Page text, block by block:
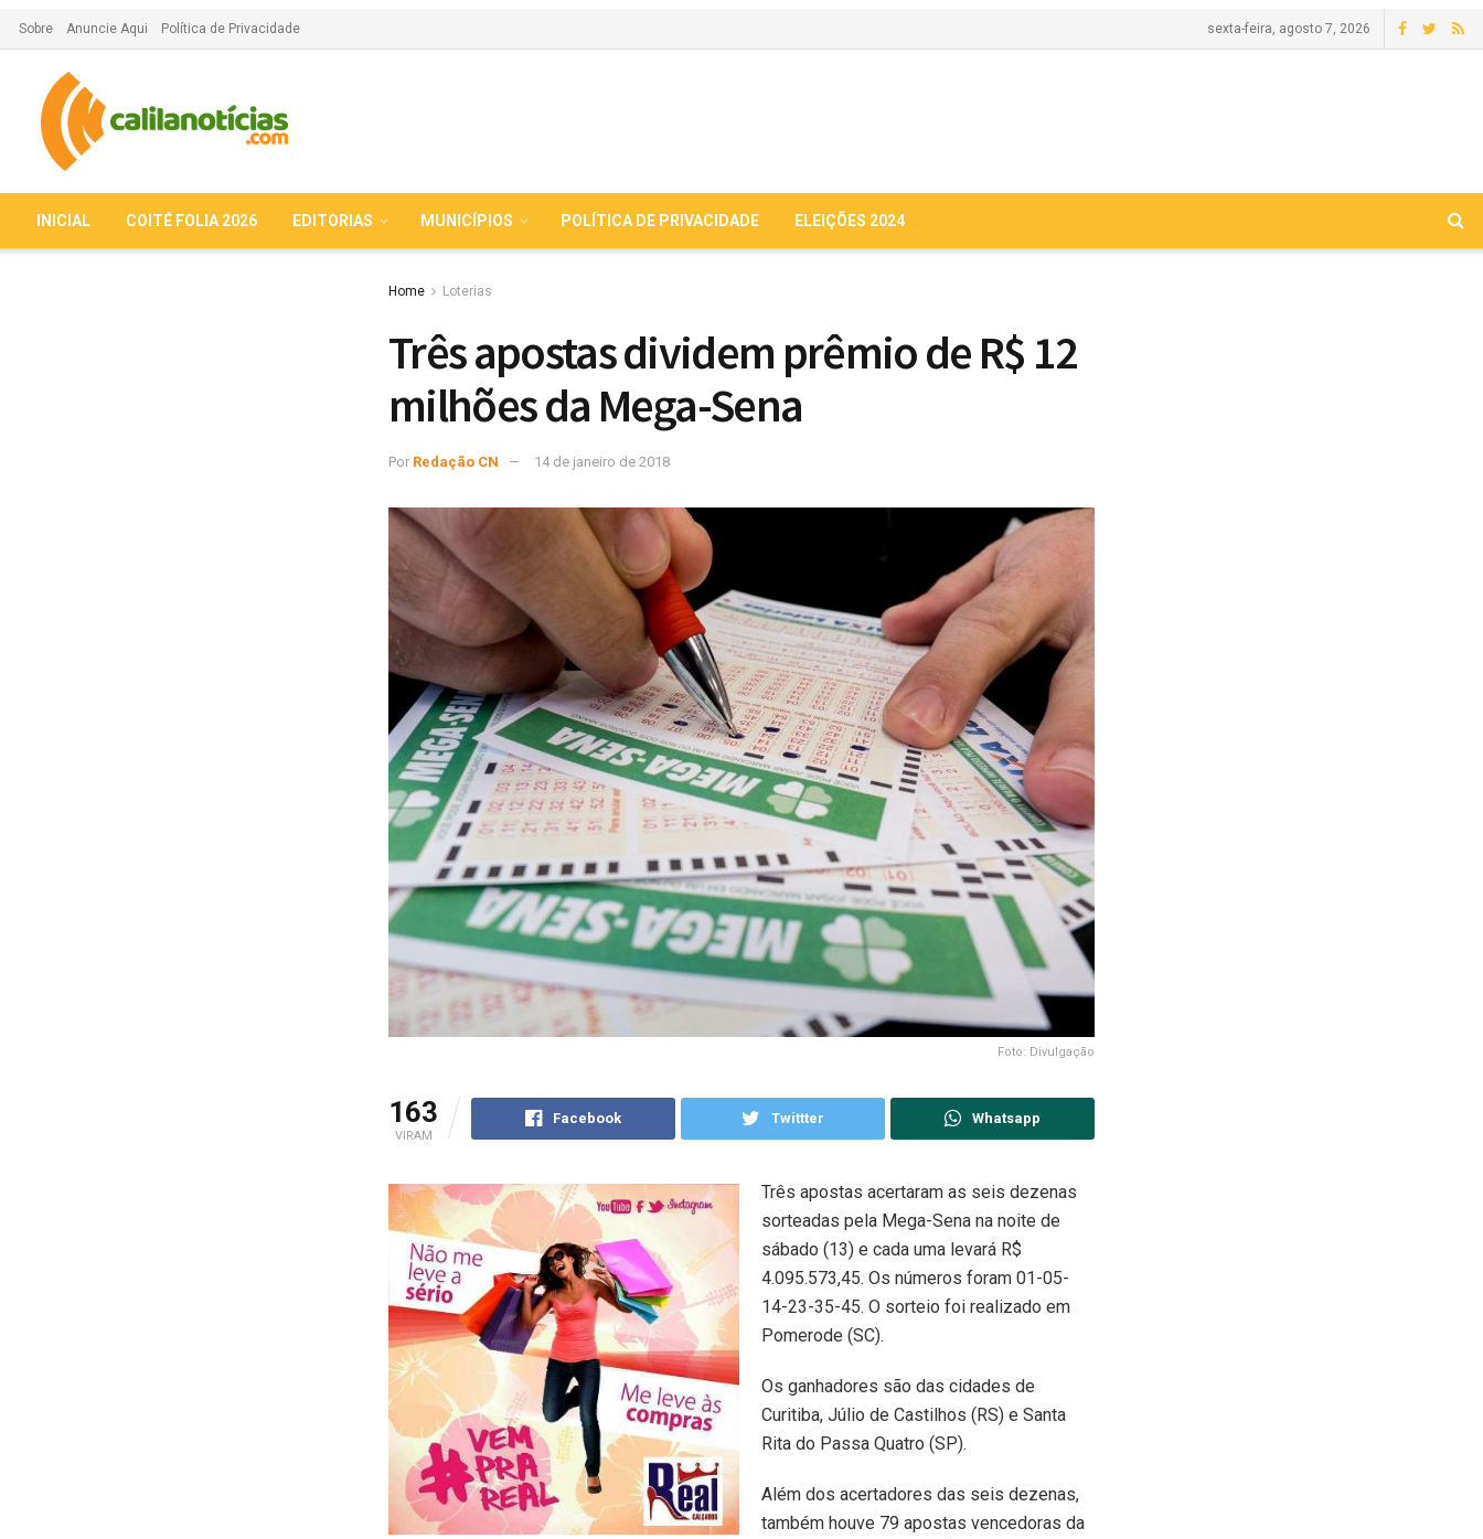
Sobre Anuncie Aqui Política de Privacidade sexta-feira, agosto 7, 2026
INICIAL COITÉ FOLIA 2026 EDITORIAS MUNICÍPIOS POLÍTICA DE PRIVACIDADE ELEIÇÕES 2024
Home Loterias
Três apostas dividem prêmio de R$ 12
milhões da Mega-Sena
Por Redação CN 14 de janeiro de 2018
Foto: Divulgação
163
VIRAM
Facebook Twittter Whatsapp
Três apostas acertaram as seis dezenas
sorteadas pela Mega-Sena na noite de
sábado (13) e cada uma levará R$
4.095.573,45. Os números foram 01-05-
14-23-35-45. O sorteio foi realizado em
Pomerode (SC).
Os ganhadores são das cidades de
Curitiba, Júlio de Castilhos (RS) e Santa
Rita do Passa Quatro (SP).
Além dos acertadores das seis dezenas,
também houve 79 apostas vencedoras da